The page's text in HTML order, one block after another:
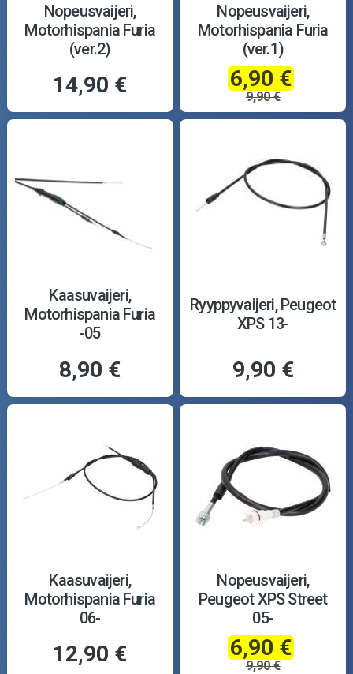
Nopeusvaijeri,
Motorhispania Furia
(ver.2)
14,90 €
Nopeusvaijeri,
Motorhispania Furia
(ver.1)
6,90 €
9,90 €
Kaasuvaijeri,
Motorhispania Furia
-05
8,90 €
Ryyppyvaijeri, Peugeot
XPS 13-
9,90 €
Kaasuvaijeri,
Motorhispania Furia
06-
12,90 €
Nopeusvaijeri,
Peugeot XPS Street
05-
6,90 €
9,90 €